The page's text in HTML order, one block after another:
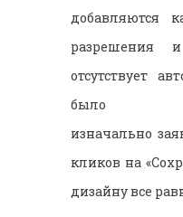
добавляются
разрешения
отсутствует
было
изначально
кликов на
дизайну все